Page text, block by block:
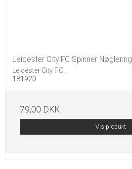
Leicester City FC Spinner Nøglering
Leicester City F.C.
181920
79,00 DKK
Vis produkt